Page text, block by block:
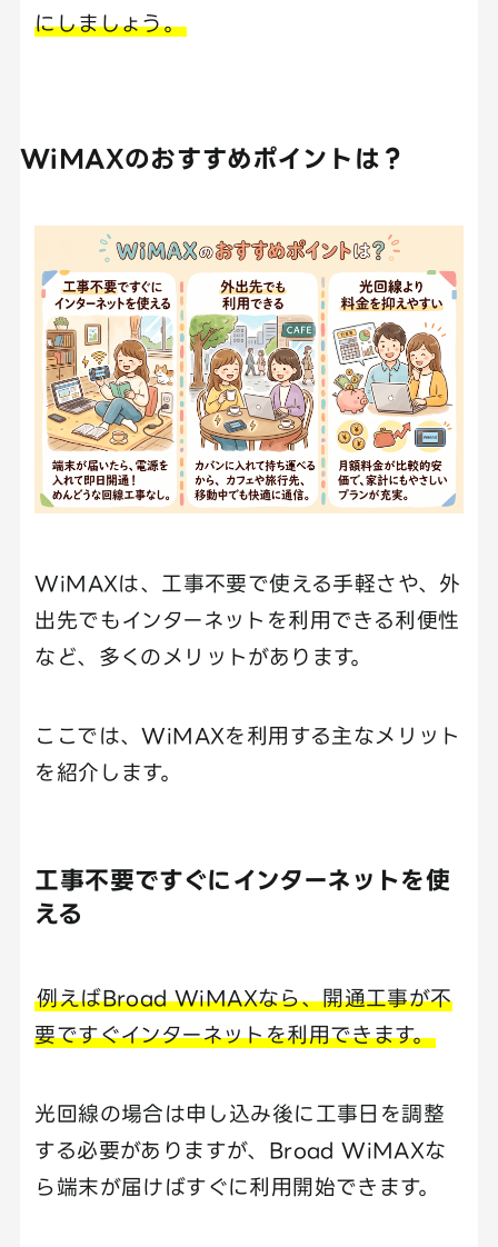
にしましょう。
WiMAXのおすすめポイントは？
WiMAXは、工事不要で使える手軽さや、外
出先でもインターネットを利用できる利便性
など、多くのメリットがあります。
ここでは、WiMAXを利用する主なメリット
を紹介します。
工事不要ですぐにインターネットを使
える
例えばBroad WiMAXなら、開通工事が不
要ですぐインターネットを利用できます。
光回線の場合は申し込み後に工事日を調整
する必要がありますが、Broad WiMAXな
ら端末が届けばすぐに利用開始できます。